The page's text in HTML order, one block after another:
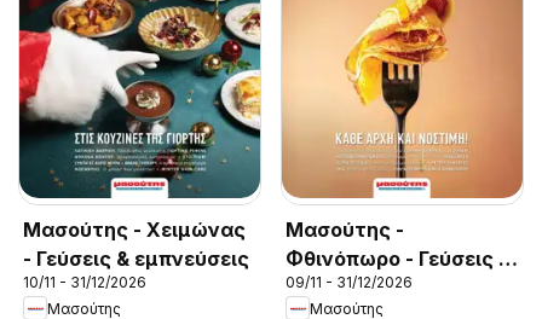
Μασούτης - Χειμώνας
- Γεύσεις & εμπνεύσεις
10/11 - 31/12/2026
Μασούτης
Μασούτης -
Φθινόπωρο - Γεύσεις &
εμπνεύσεις
09/11 - 31/12/2026
Μασούτης